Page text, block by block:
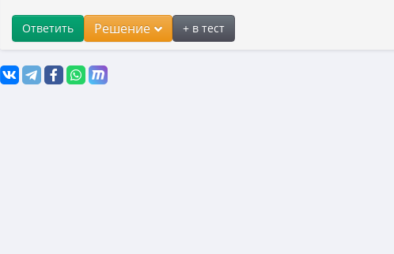
Ответить Решение + в тест